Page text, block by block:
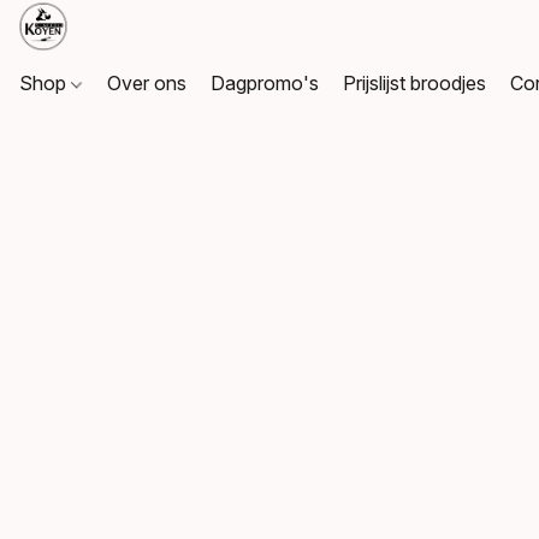
Shop Over ons Dagpromo's Prijslijst broodjes